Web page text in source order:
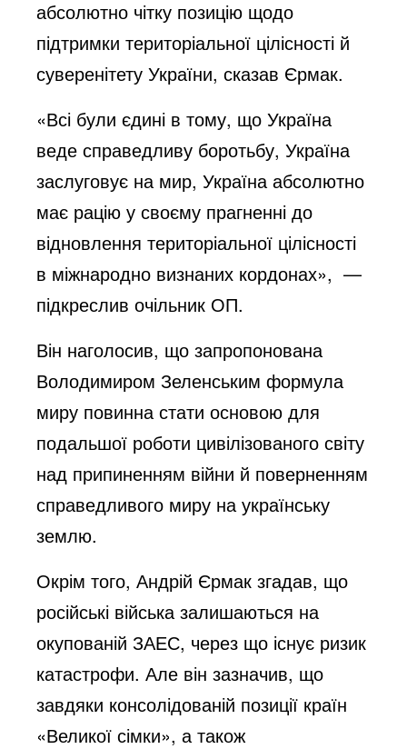
абсолютно чітку позицію щодо
підтримки територіальної цілісності й
суверенітету України, сказав Єрмак.
«Всі були єдині в тому, що Україна
веде справедливу боротьбу, Україна
заслуговує на мир, Україна абсолютно
має рацію у своєму прагненні до
відновлення територіальної цілісності
в міжнародно визнаних кордонах», —
підкреслив очільник ОП.
Він наголосив, що запропонована
Володимиром Зеленським формула
миру повинна стати основою для
подальшої роботи цивілізованого світу
над припиненням війни й поверненням
справедливого миру на українську
землю.
Окрім того, Андрій Єрмак згадав, що
російські війська залишаються на
окупованій ЗАЕС, через що існує ризик
катастрофи. Але він зазначив, що
завдяки консолідованій позиції країн
«Великої сімки», а також